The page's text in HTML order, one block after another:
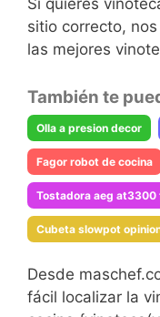
Si quieres
sitio correcto,
las mejores
También te
Olla a presion decor
Fagor robot de cocina
Tostadora aeg
Cubeta slowpot
Desde
fácil localizar la